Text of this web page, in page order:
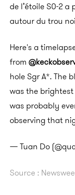
de l’étoile S0-2
autour du trou
Here's a
from
hole Sgr A*. The
was the
was probably
observing that
— Tuan Do
Source :